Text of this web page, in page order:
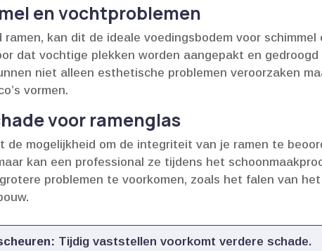
en vochtproblemen
kan dit de ideale voedingsbodem voor
dat vochtige plekken worden aangepakt en
niet alleen esthetische problemen veroorzaken
vormen.​
voor ramenglas
de mogelijkheid om de integriteit van je ramen te
kan een professional ze tijdens het
problemen te voorkomen, zoals het falen van
Tijdig vaststellen voorkomt verdere schade.​